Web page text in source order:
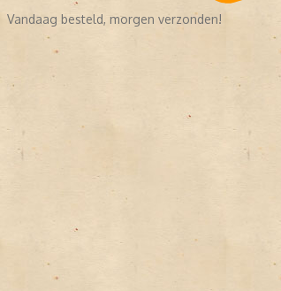
Vandaag besteld, morgen verzonden!